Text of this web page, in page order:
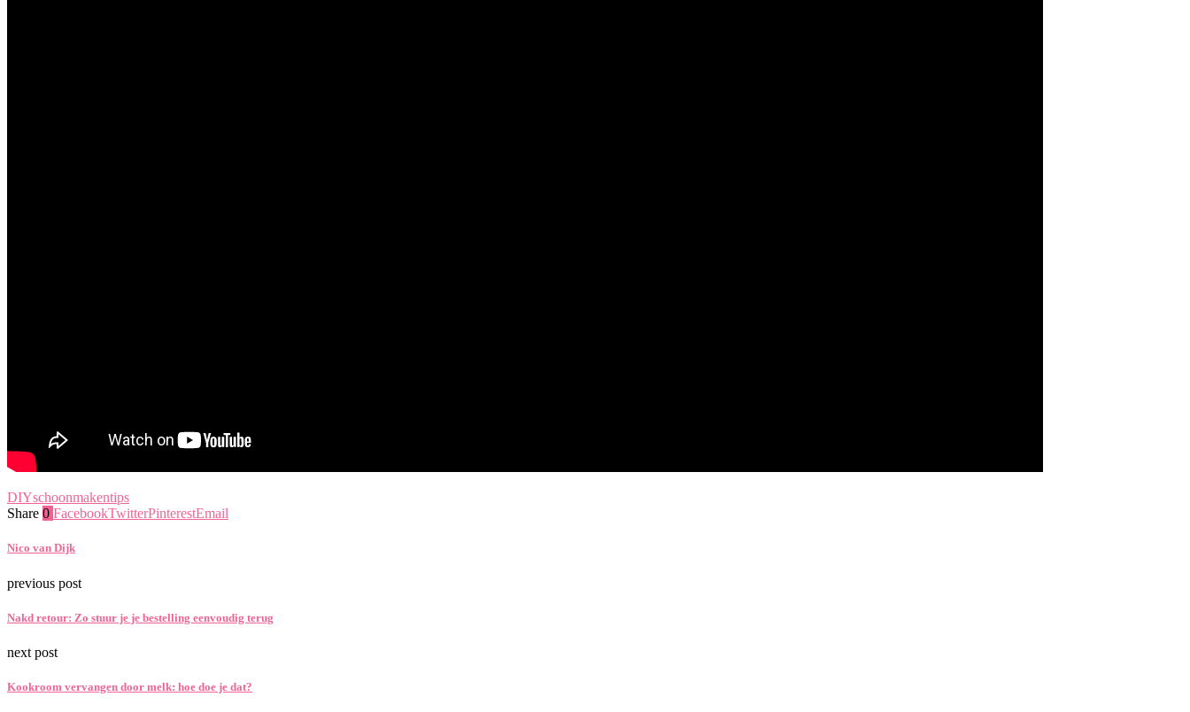
DIYschoonmakentips
Share 0 FacebookTwitterPinterestEmail
Nico van Dijk
previous post
Nakd retour: Zo stuur je je bestelling eenvoudig terug
next post
Kookroom vervangen door melk: hoe doe je dat?